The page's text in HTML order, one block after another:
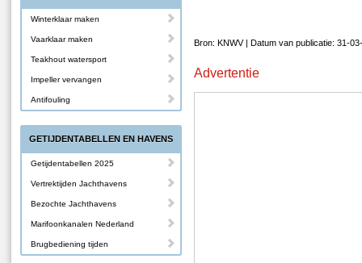
Bron: KNWV | Datum van publicatie: 31-
Advertentie
Winterklaar maken
Vaarklaar maken
Teakhout watersport
Impeller vervangen
Antifouling
GETIJDENTABELLEN EN HAVENS
Getijdentabellen 2025
Vertrektijden Jachthavens
Bezochte Jachthavens
Marifoonkanalen Nederland
Brugbediening tijden